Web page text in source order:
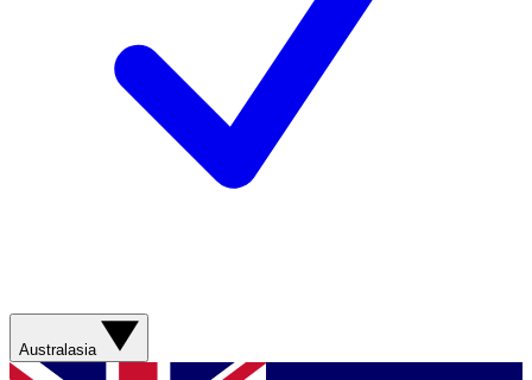
Australasia